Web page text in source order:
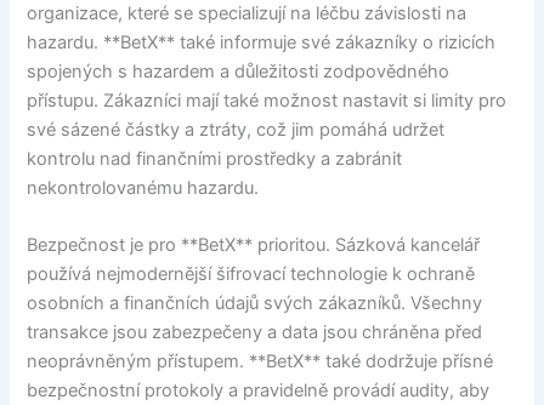
organizace, které se specializují na léčbu závislosti na
hazardu. **BetX** také informuje své zákazníky o rizicích
spojených s hazardem a důležitosti zodpovědného
přístupu. Zákazníci mají také možnost nastavit si limity pro
své sázené částky a ztráty, což jim pomáhá udržet
kontrolu nad finančními prostředky a zabránit
nekontrolovanému hazardu.
Bezpečnost je pro **BetX** prioritou. Sázková kancelář
používá nejmodernější šifrovací technologie k ochraně
osobních a finančních údajů svých zákazníků. Všechny
transakce jsou zabezpečeny a data jsou chráněna před
neoprávněným přístupem. **BetX** také dodržuje přísné
bezpečnostní protokoly a pravidelně provádí audity, aby